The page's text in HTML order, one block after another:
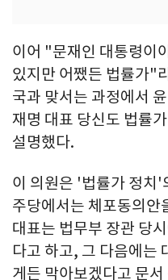
이어 "문재인 대통령이
있지만 어쨌든 법률가"
국과 맞서는 과정에서
재명 대표 당신도 법률
설명했다.
이 의원은 '법률가 정치'
주당에서는 체포동의안
대표는 법무부 장관 당
다고 하고, 그 다음에는
게든 막아보겠다고 문